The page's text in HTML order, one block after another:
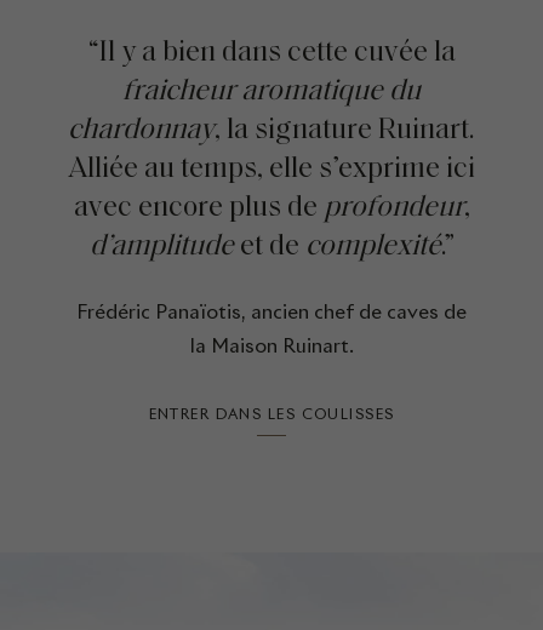
“Il y a bien dans cette cuvée la
fraicheur aromatique du
chardonnay, la signature Ruinart.
Alliée au temps, elle s’exprime ici
avec encore plus de profondeur,
d’amplitudeet de complexité.”
Frédéric Panaïotis, ancien chef de caves de
la Maison Ruinart.
ENTRER DANS LES COULISSES